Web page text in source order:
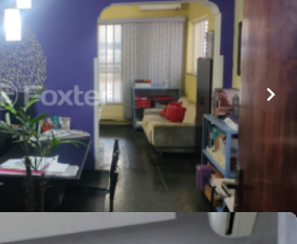
São Paulo
Whatsapp